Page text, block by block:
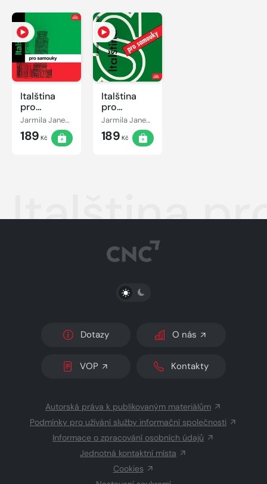
Italština
pro
samouky Jarmila Janešová
189 Kč
Italština
pro
samouky /
Janešová
Jarmila Janešová
189 Kč
Italština
PŘEPNOUT SVĚTLÝ/TMAVÝ REŽIM
Dotazy O nás
VOP Kontakty
Autorská práva k publikovaným materiálům
Podmínky pro užívání služby informační společnosti
Informace o zpracování osobních údajů
Jednotná kontaktní místa
Cookies